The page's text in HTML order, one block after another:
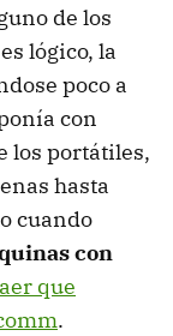
de los
lógico, la
poco a
con
los portátiles,
hasta
cuando
con
que
.